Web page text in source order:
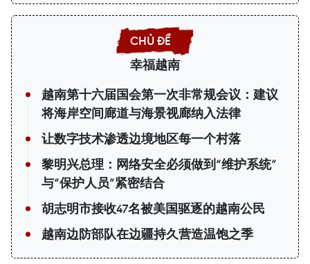
幸福越南
越南第十六届国会第一次非常规会议：建议
将海岸空间廊道与海景视廊纳入法律
让数字技术渗透边境地区每一个村落
黎明兴总理：网络安全必须做到“维护系统”
与“保护人员”紧密结合
胡志明市接收47名被美国驱逐的越南公民
越南边防部队在边疆持久营造温饱之季